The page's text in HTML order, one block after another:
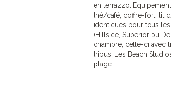
en terrazzo.
thé/café, coffre-fort, lit
identiques pour tous
(Hillside, Superior ou
chambre, celle-ci avec
tribus. Les Beach
plage.